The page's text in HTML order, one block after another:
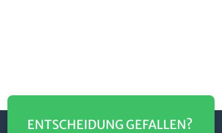
ENTSCHEIDUNG GEFALLEN?